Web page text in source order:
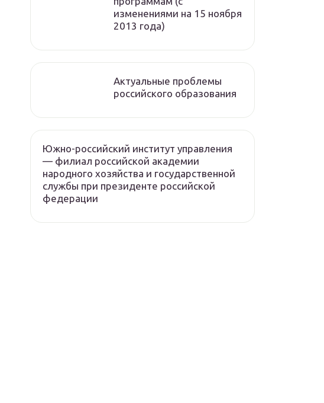
изменениями на 15 ноября
2013 года)
Актуальные проблемы
российского образования
Южно-российский институт управления
— филиал российской академии
народного хозяйства и государственной
службы при президенте российской
федерации